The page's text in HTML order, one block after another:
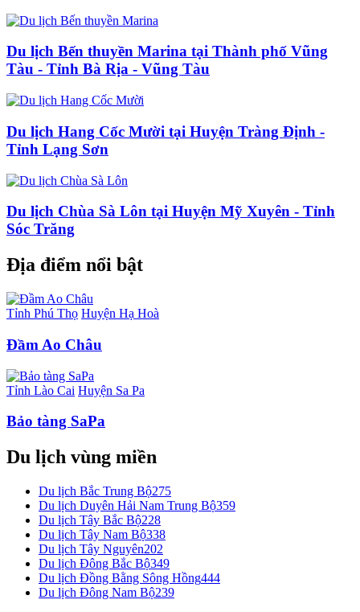
Du lịch Bến thuyền Marina tại Thành phố Vũng
Tàu - Tỉnh Bà Rịa - Vũng Tàu
Du lịch Hang Cốc Mười tại Huyện Tràng Định -
Tỉnh Lạng Sơn
Du lịch Chùa Sà Lôn tại Huyện Mỹ Xuyên - Tỉnh
Sóc Trăng
Địa điểm nổi bật
Tỉnh Phú Thọ Huyện Hạ Hoà
Đầm Ao Châu
Tỉnh Lào Cai Huyện Sa Pa
Bảo tàng SaPa
Du lịch vùng miền
Du lịch Bắc Trung Bộ275
Du lịch Duyên Hải Nam Trung Bộ359
Du lịch Tây Bắc Bộ228
Du lịch Tây Nam Bộ338
Du lịch Tây Nguyên202
Du lịch Đông Bắc Bộ349
Du lịch Đồng Bằng Sông Hồng444
Du lịch Đông Nam Bộ239